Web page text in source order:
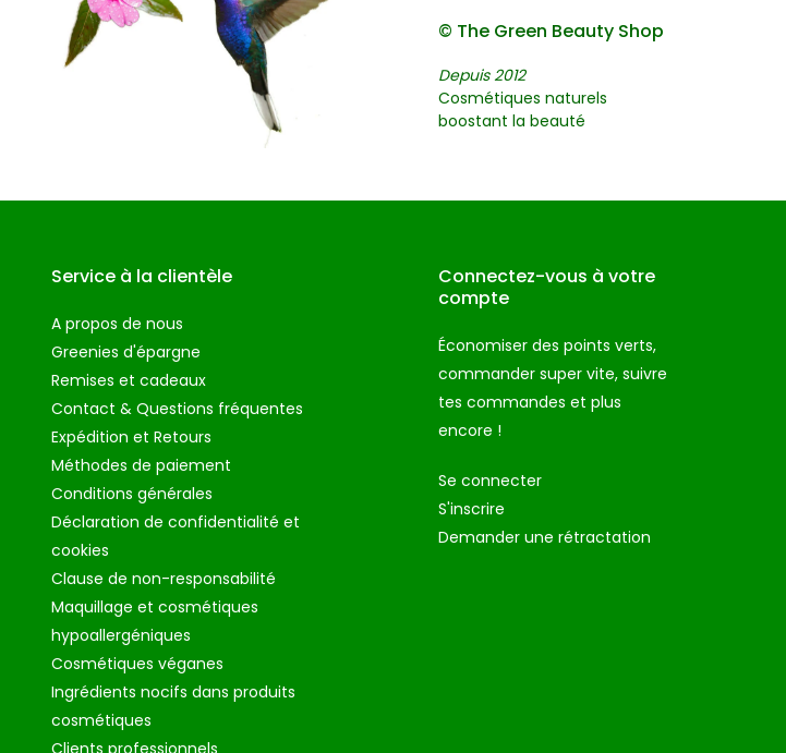
© The Green Beauty Shop
Depuis 2012
Cosmétiques naturels
boostant la beauté
Service à la clientèle
A propos de nous
Greenies d'épargne
Remises et cadeaux
Contact & Questions fréquentes
Expédition et Retours
Méthodes de paiement
Conditions générales
Déclaration de confidentialité et
cookies
Clause de non-responsabilité
Maquillage et cosmétiques
hypoallergéniques
Cosmétiques véganes
Ingrédients nocifs dans produits
cosmétiques
Clients professionnels
Connectez-vous à votre
compte
Économiser des points verts,
commander super vite, suivre
tes commandes et plus
encore !
Se connecter
S'inscrire
Demander une rétractation